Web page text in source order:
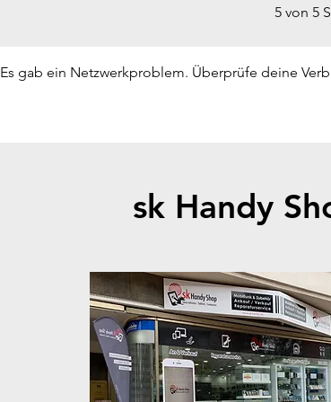
5 von 5
Es gab ein Netzwerkproblem. Überprüfe deine
sk Handy